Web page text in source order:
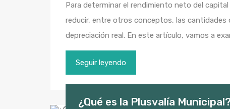
Para determinar el rendimiento neto del
reducir, entre otros conceptos, las cantidades
depreciación real. En este artículo, vamos a
Seguir leyendo
¿Qué es la Plusvalía Municipal?